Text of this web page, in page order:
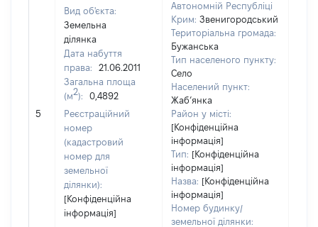
5
Вид об'єкта:
Земельна
ділянка
Дата набуття
права:
21.06.2011
Загальна площа
(м2):
0,4892
Реєстраційний
номер
(кадастровий
номер для
земельної
ділянки):
[Конфіденційна
інформація]
Автономній Республіці
Крим: Звенигородський
Територіальна громада:
Бужанська
Тип населеного пункту:
Село
Населений пункт:
Жаб’янка
Район у місті:
[Конфіденційна
інформація]
Тип: [Конфіденційна
інформація]
Назва: [Конфіденційна
інформація]
Номер будинку/
земельної ділянки: